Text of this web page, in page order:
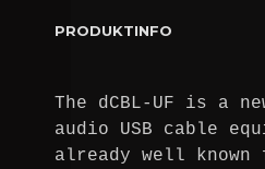
PRODUKTINFO
The dCBL-UF is a
audio USB cable
already well